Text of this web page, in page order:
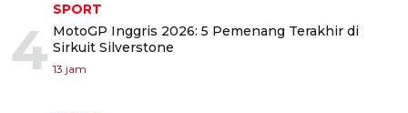
4
SPORT
MotoGP Inggris 2026: 5 Pemenang Terakhir di
Sirkuit Silverstone
13 jam